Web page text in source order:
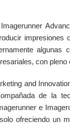
impresiones
algunas
con
and
de la
e
ofreciendo un